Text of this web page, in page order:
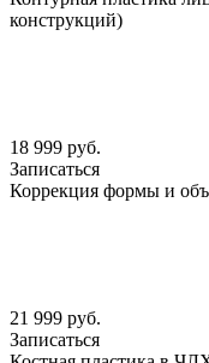
конструкций)
18 999 руб.
Записаться
Коррекция формы и
21 999 руб.
Записаться